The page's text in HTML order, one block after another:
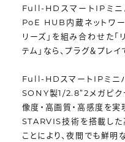
Full-HDスマートIPミニ
PoE HUB内蔵ネットワー
リーズ」を組み合わせた「
テム」なら、プラグ＆プレ
Full-HDスマートIPミニバ
SONY製1/2.8”2メガピク
像度・高画質・高感度を実
STARVIS技術を搭載した
ことにより、夜間でも鮮明